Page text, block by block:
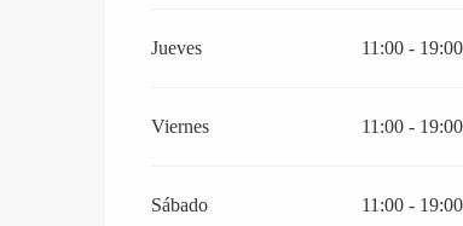
Jueves 11:00 - 19:00
Viernes 11:00 - 19:00
Sábado 11:00 - 19:00